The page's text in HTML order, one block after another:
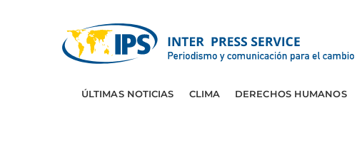
ÚLTIMAS NOTICIAS CLIMA DERECHOS HUMANOS